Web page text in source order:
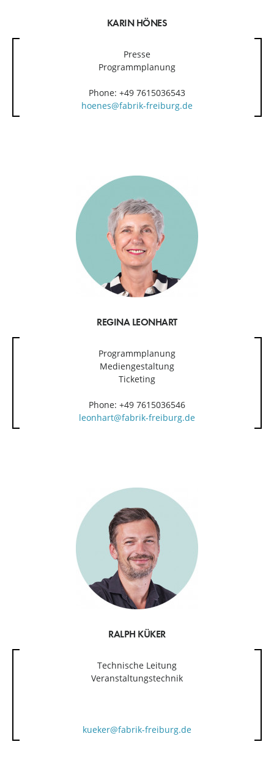
KARIN HÖNES
Presse
Programmplanung
Phone: +49 7615036543
hoenes@fabrik-freiburg.de
REGINA LEONHART
Programmplanung
Mediengestaltung
Ticketing
Phone: +49 7615036546
leonhart@fabrik-freiburg.de
RALPH KÜKER
Technische Leitung
Veranstaltungstechnik
kueker@fabrik-freiburg.de